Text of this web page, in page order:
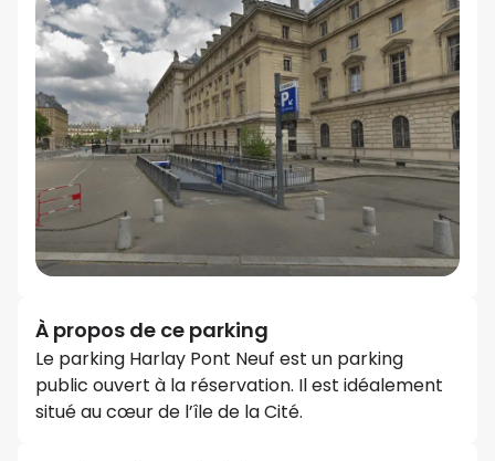
À propos de ce parking
Le parking Harlay Pont Neuf est un parking
public ouvert à la réservation. Il est idéalement
situé au cœur de l’île de la Cité.